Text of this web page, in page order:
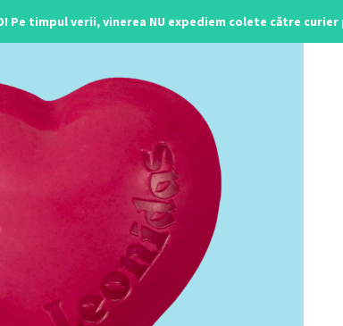
Pe timpul verii, vinerea NU expediem colete către